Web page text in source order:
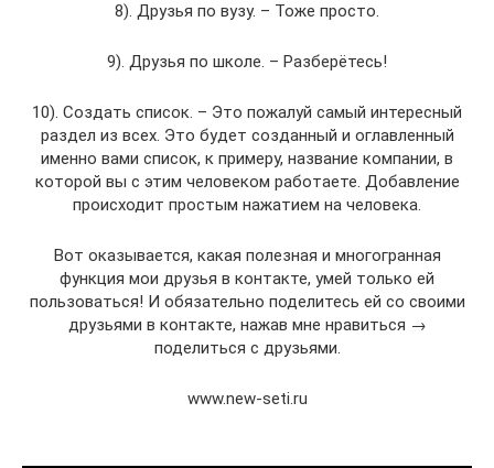
8). Друзья по вузу. – Тоже просто.
9). Друзья по школе. – Разберётесь!
10). Создать список. – Это пожалуй самый интересный
раздел из всех. Это будет созданный и оглавленный
именно вами список, к примеру, название компании, в
которой вы с этим человеком работаете. Добавление
происходит простым нажатием на человека.
Вот оказывается, какая полезная и многогранная
функция мои друзья в контакте, умей только ей
пользоваться! И обязательно поделитесь ей со своими
друзьями в контакте, нажав мне нравиться →
поделиться с друзьями.
www.new-seti.ru